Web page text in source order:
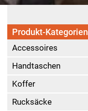
Produkt-Kategorien
Accessoires
Handtaschen
Koffer
Rucksäcke